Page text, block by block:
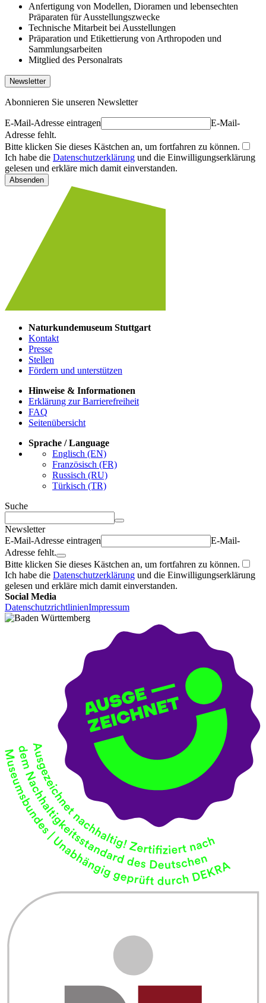
Anfertigung von Modellen, Dioramen und lebensechten
Präparaten für Ausstellungszwecke
Technische Mitarbeit bei Ausstellungen
Präparation und Etikettierung von Arthropoden und
Sammlungsarbeiten
Mitglied des Personalrats
Newsletter
Abonnieren Sie unseren Newsletter
E-Mail-Adresse eintragen
E-Mail-
Adresse fehlt.
Bitte klicken Sie dieses Kästchen an, um fortfahren zu können.
Ich habe die Datenschutzerklärung und die Einwilligungserklärung
gelesen und erkläre mich damit einverstanden.
Absenden
Naturkundemuseum Stuttgart
Kontakt
Presse
Stellen
Fördern und unterstützen
Hinweise & Informationen
Erklärung zur Barrierefreiheit
FAQ
Seitenübersicht
Sprache / Language
Englisch (EN)
Französisch (FR)
Russisch (RU)
Türkisch (TR)
Suche
Newsletter
E-Mail-Adresse eintragen
E-Mail-
Adresse fehlt.
Bitte klicken Sie dieses Kästchen an, um fortfahren zu können.
Ich habe die Datenschutzerklärung und die Einwilligungserklärung
gelesen und erkläre mich damit einverstanden.
Social Media
DatenschutzrichtlinienImpressum